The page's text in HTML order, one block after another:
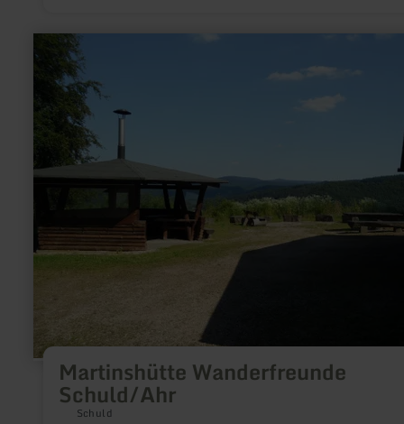
Martinshütte Wanderfreunde
Schuld/Ahr
Schuld
more
about:
Martinshütte
Wanderfreunde
Schuld/Ahr